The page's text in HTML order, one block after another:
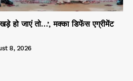
हो जाएं तो…’, मक्का डिफेंस एग्रीमेंट
8, 2026